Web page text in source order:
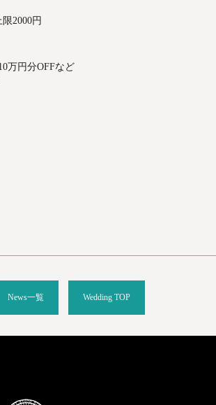
2000円
万円分OFFなど
News一覧 Wedding TOP